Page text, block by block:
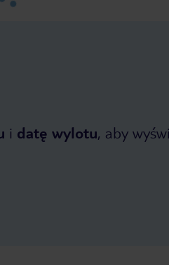
i datę wylotu, aby